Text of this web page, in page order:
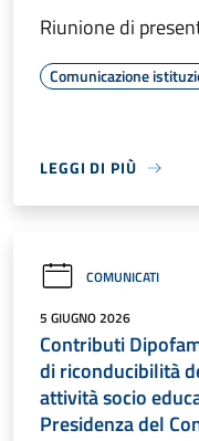
Riunione di
Comunicazione
LEGGI DI PIÙ
COMUNICATI
5 GIUGNO 2026
Contributi
di riconducibilità
attività socio
Presidenza del